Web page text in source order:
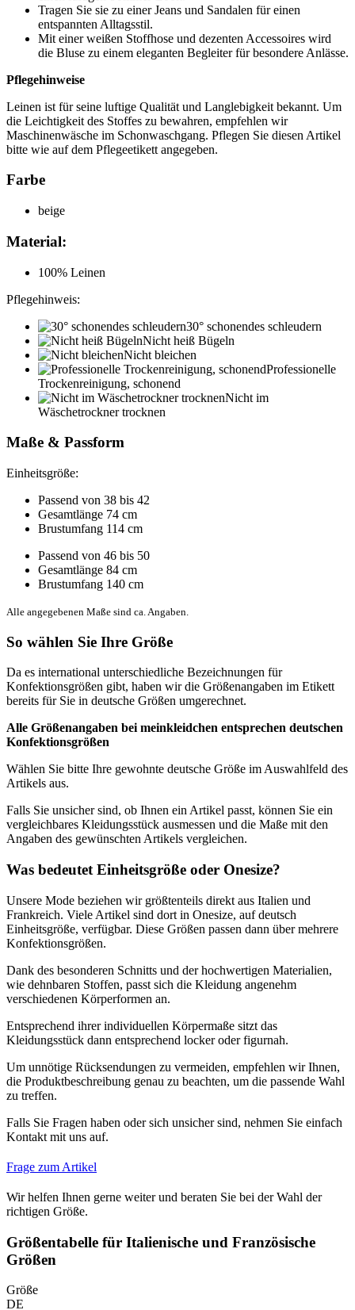
Tragen Sie sie zu einer Jeans und Sandalen für einen
entspannten Alltagsstil.
Mit einer weißen Stoffhose und dezenten Accessoires wird
die Bluse zu einem eleganten Begleiter für besondere Anlässe.
Pflegehinweise
Leinen ist für seine luftige Qualität und Langlebigkeit bekannt. Um
die Leichtigkeit des Stoffes zu bewahren, empfehlen wir
Maschinenwäsche im Schonwaschgang. Pflegen Sie diesen Artikel
bitte wie auf dem Pflegeetikett angegeben.
Farbe
beige
Material:
100% Leinen
Pflegehinweis:
30° schonendes schleudern
Nicht heiß Bügeln
Nicht bleichen
Professionelle
Trockenreinigung, schonend
Nicht im
Wäschetrockner trocknen
Maße & Passform
Einheitsgröße:
Passend von 38 bis 42
Gesamtlänge 74 cm
Brustumfang 114 cm
Passend von 46 bis 50
Gesamtlänge 84 cm
Brustumfang 140 cm
Alle angegebenen Maße sind ca. Angaben.
So wählen Sie Ihre Größe
Da es international unterschiedliche Bezeichnungen für
Konfektionsgrößen gibt, haben wir die Größenangaben im Etikett
bereits für Sie in deutsche Größen umgerechnet.
Alle Größenangaben beimeinkleidchen entsprechen deutschen
Konfektionsgrößen
Wählen Sie bitte Ihre gewohnte deutsche Größe im Auswahlfeld des
Artikels aus.
Falls Sie unsicher sind, ob Ihnen ein Artikel passt, können Sie ein
vergleichbares Kleidungsstück ausmessen und die Maße mit den
Angaben des gewünschten Artikels vergleichen.
Was bedeutet Einheitsgröße oder Onesize?
Unsere Mode beziehen wir größtenteils direkt aus Italien und
Frankreich. Viele Artikel sind dort in Onesize, auf deutsch
Einheitsgröße, verfügbar. Diese Größen passen dann über mehrere
Konfektionsgrößen.
Dank des besonderen Schnitts und der hochwertigen Materialien,
wie dehnbaren Stoffen, passt sich die Kleidung angenehm
verschiedenen Körperformen an.
Entsprechend ihrer individuellen Körpermaße sitzt das
Kleidungsstück dann entsprechend locker oder figurnah.
Um unnötige Rücksendungen zu vermeiden, empfehlen wir Ihnen,
die Produktbeschreibung genau zu beachten, um die passende Wahl
zu treffen.
Falls Sie Fragen haben oder sich unsicher sind, nehmen Sie einfach
Kontakt mit uns auf.
Frage zum Artikel
Wir helfen Ihnen gerne weiter und beraten Sie bei der Wahl der
richtigen Größe.
Größentabelle für Italienische und Französische
Größen
Größe
DE